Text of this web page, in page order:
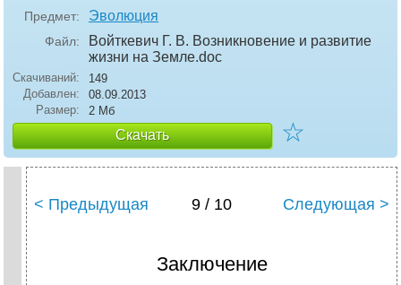
Предмет: Эволюция
Файл:
Войткевич Г. В. Возникновение и развитие
жизни на Земле.doc
Скачиваний:
149
Добавлен:
08.09.2013
Размер:
2 Мб
Скачать ☆
< Предыдущая 9 / 10 Следующая >
Заключение